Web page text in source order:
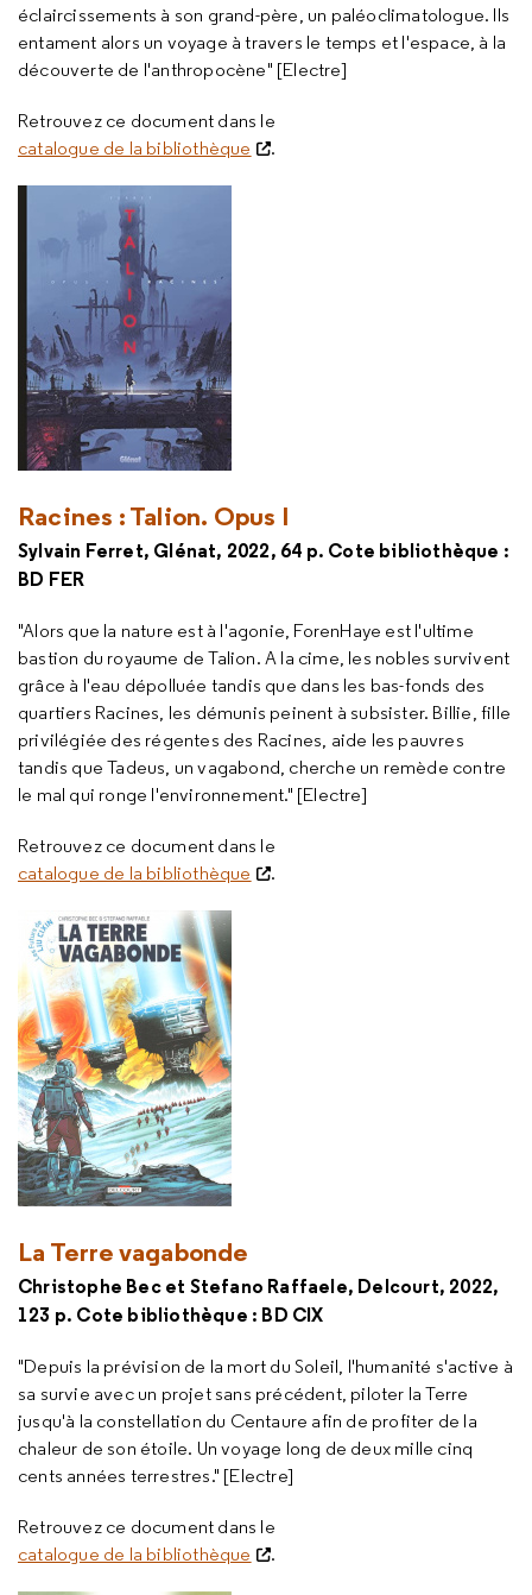
éclaircissements à son grand-père, un paléoclimatologue. Ils
entament alors un voyage à travers le temps et l'espace, à la
découverte de l'anthropocène" [Electre]
Retrouvez ce document dans le
catalogue de la bibliothèque
.
Racines : Talion. Opus I
Sylvain Ferret, Glénat, 2022, 64 p. Cote bibliothèque :
BD FER
"Alors que la nature est à l'agonie, ForenHaye est l'ultime
bastion du royaume de Talion. A la cime, les nobles survivent
grâce à l'eau dépolluée tandis que dans les bas-fonds des
quartiers Racines, les démunis peinent à subsister. Billie, fille
privilégiée des régentes des Racines, aide les pauvres
tandis que Tadeus, un vagabond, cherche un remède contre
le mal qui ronge l'environnement." [Electre]
Retrouvez ce document dans le
catalogue de la bibliothèque
.
La Terre vagabonde
Christophe Bec et Stefano Raffaele, Delcourt, 2022,
123 p. Cote bibliothèque : BD CIX
"Depuis la prévision de la mort du Soleil, l'humanité s'active à
sa survie avec un projet sans précédent, piloter la Terre
jusqu'à la constellation du Centaure afin de profiter de la
chaleur de son étoile. Un voyage long de deux mille cinq
cents années terrestres." [Electre]
Retrouvez ce document dans le
catalogue de la bibliothèque
.